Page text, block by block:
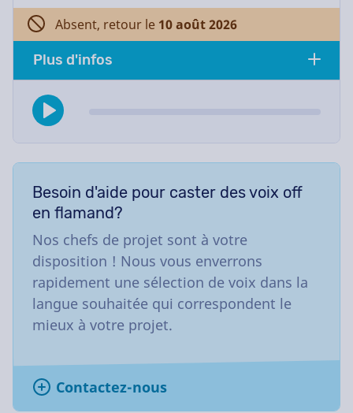
Absent, retour le 10 août 2026
Plus d'infos
Besoin d'aide pour caster des voix off
en flamand?
Nos chefs de projet sont à votre
disposition ! Nous vous enverrons
rapidement une sélection de voix dans la
langue souhaitée qui correspondent le
mieux à votre projet.
Contactez-nous